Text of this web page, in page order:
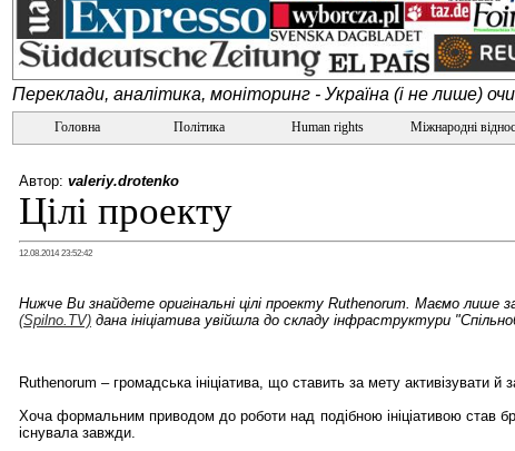
Переклади, аналітика, моніторинг - Україна (і не лише)
Головна Політика Human rights Міжнародні
Автор: valeriy.drotenko
Цілі проекту
12.08.2014 23:52:42
Нижче Ви знайдете оригінальні цілі проекту Ruthenorum. Маємо
(Spilno.TV) дана ініціатива увійшла до складу інфраструктури
Ruthenorum – громадська ініціатива, що ставить за мету активізувати й
Хоча формальним приводом до роботи над подібною ініціативою став
існувала завжди.